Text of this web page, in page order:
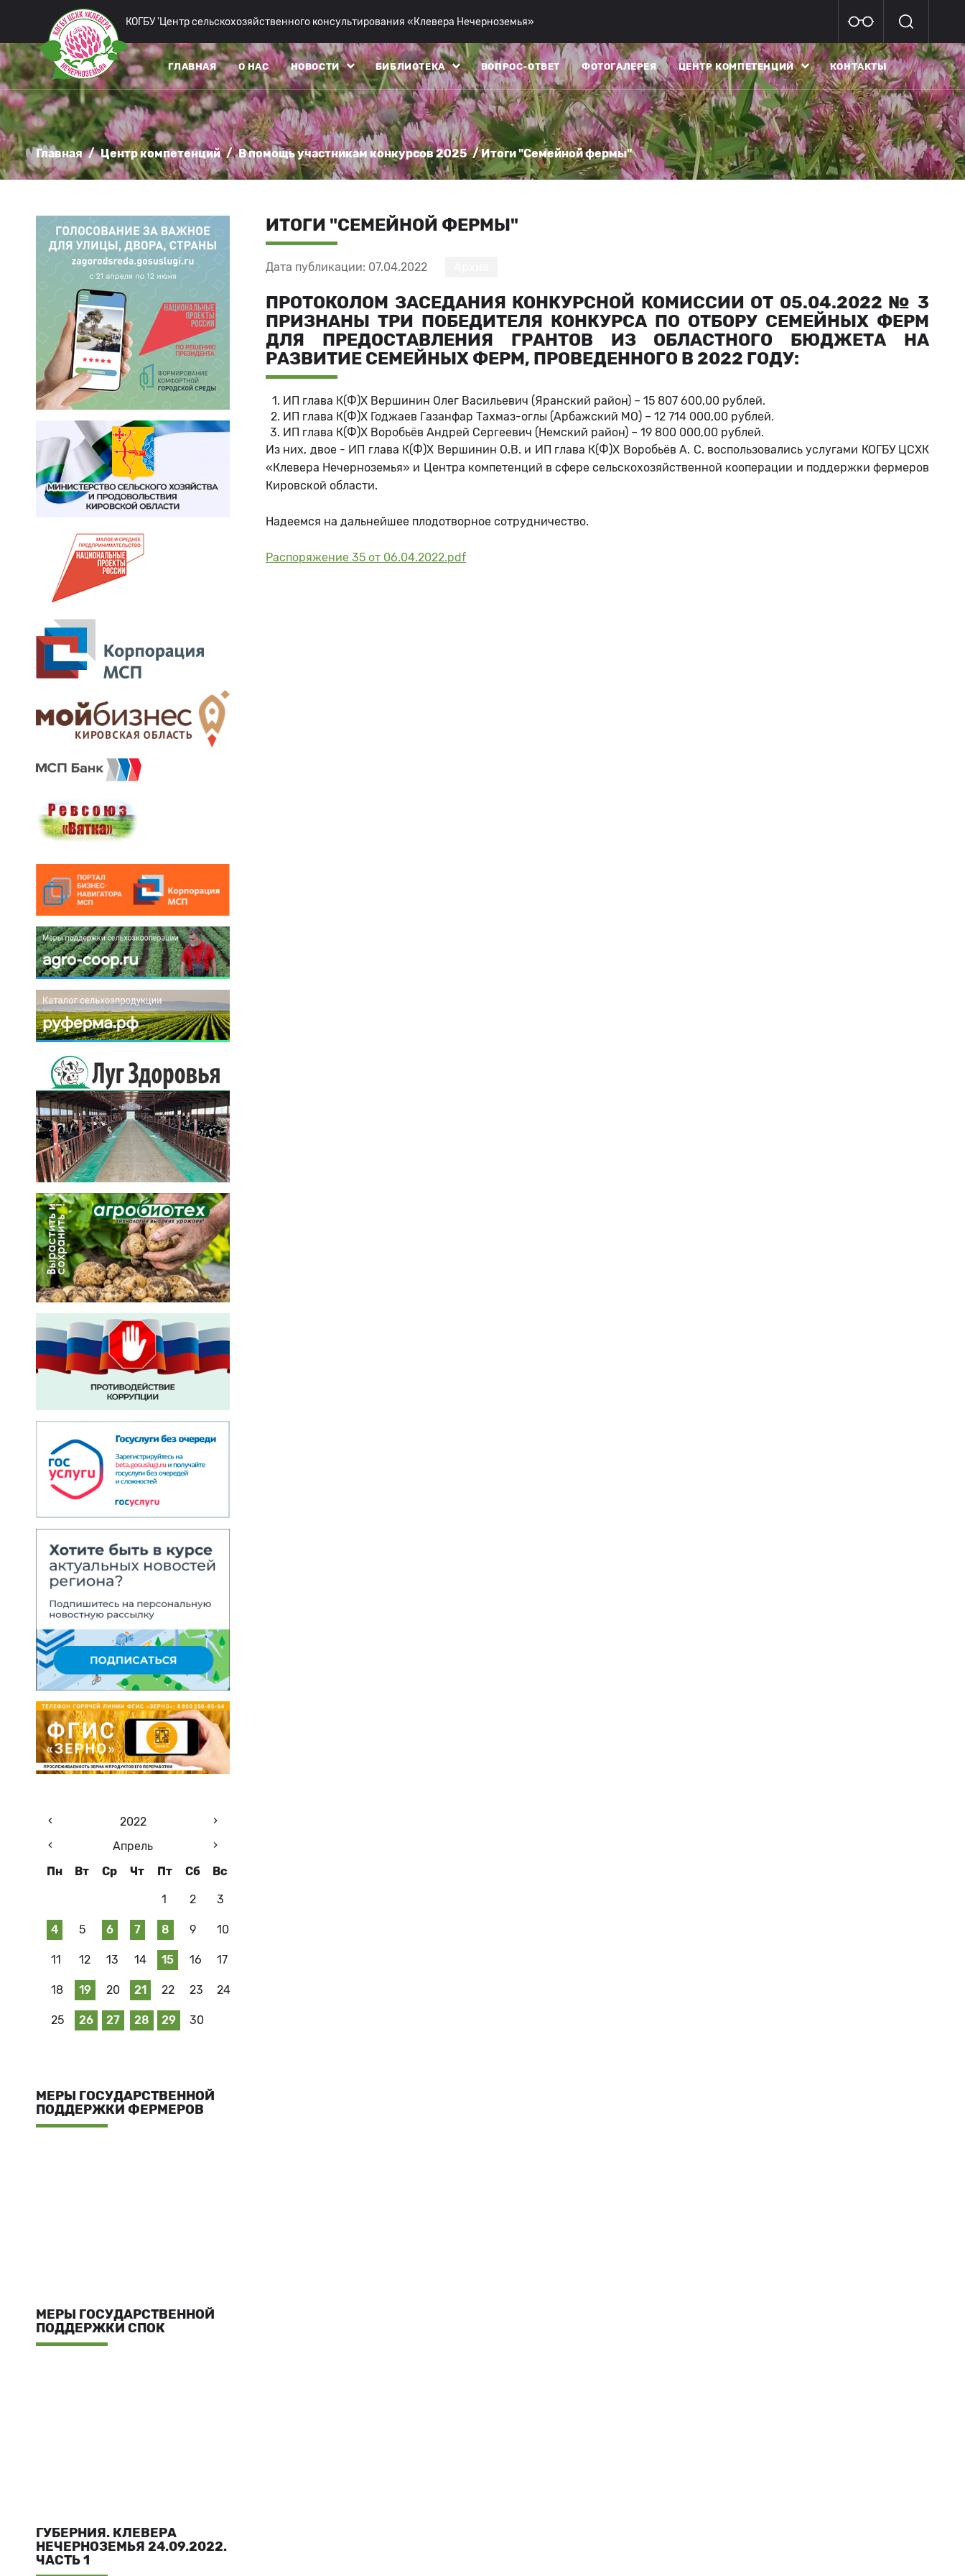
КОГБУ 'Центр сельскохозяйственного консультирования «Клевера Нечерноземья»
ГЛАВНАЯ О НАС НОВОСТИ БИБЛИОТЕКА ВОПРОС-ОТВЕТ ФОТОГАЛЕРЕЯ ЦЕНТР КОМПЕТЕНЦИЙ КОНТАКТЫ
Главная / Центр компетенций / В помощь участникам конкурсов 2025 / Итоги "Семейной фермы"
2022
Апрель
Пн
Вт Ср Чт Пт Сб Вс
1 2 3
4 5 6 7 8 9 10
11 12 13 14 15 16 17
18 19 20 21 22 23 24
25 26 27 28 29 30
МЕРЫ ГОСУДАРСТВЕННОЙ
ПОДДЕРЖКИ ФЕРМЕРОВ
МЕРЫ ГОСУДАРСТВЕННОЙ
ПОДДЕРЖКИ СПОК
ГУБЕРНИЯ. КЛЕВЕРА
НЕЧЕРНОЗЕМЬЯ 24.09.2022.
ЧАСТЬ 1
ИТОГИ "СЕМЕЙНОЙ ФЕРМЫ"
Дата публикации: 07.04.2022
ПРОТОКОЛОМ ЗАСЕДАНИЯ КОНКУРСНОЙ КОМИССИИ ОТ 05.04.2022 № 3
ПРИЗНАНЫ ТРИ ПОБЕДИТЕЛЯ КОНКУРСА ПО ОТБОРУ СЕМЕЙНЫХ ФЕРМ
ДЛЯ ПРЕДОСТАВЛЕНИЯ ГРАНТОВ ИЗ ОБЛАСТНОГО БЮДЖЕТА НА
РАЗВИТИЕ СЕМЕЙНЫХ ФЕРМ, ПРОВЕДЕННОГО В 2022 ГОДУ:
ИП глава К(Ф)Х Вершинин Олег Васильевич (Яранский район) – 15 807 600,00 рублей.
ИП глава К(Ф)Х Годжаев Газанфар Тахмаз-оглы (Арбажский МО) – 12 714 000,00 рублей.
ИП глава К(Ф)Х Воробьёв Андрей Сергеевич (Немский район) – 19 800 000,00 рублей.
Из них, двое - ИП глава К(Ф)Х Вершинин О.В. и ИП глава К(Ф)Х Воробьёв А. С. воспользовались услугами КОГБУ ЦСХК
«Клевера Нечерноземья» и Центра компетенций в сфере сельскохозяйственной кооперации и поддержки фермеров
Кировской области.
Надеемся на дальнейшее плодотворное сотрудничество.
Распоряжение 35 от 06.04.2022.pdf